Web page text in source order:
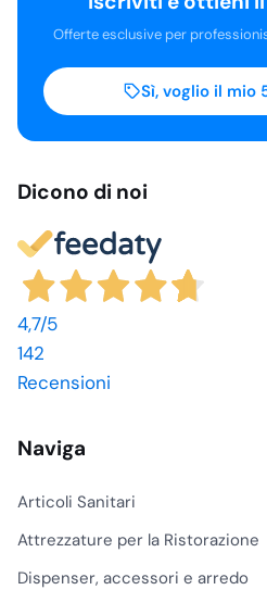
Dicono di noi
4,7/5
142
Recensioni
Naviga
Articoli Sanitari
Attrezzature per la Ristorazione
Dispenser, accessori e arredo
Offerte esclusive per
Sì, voglio il mio